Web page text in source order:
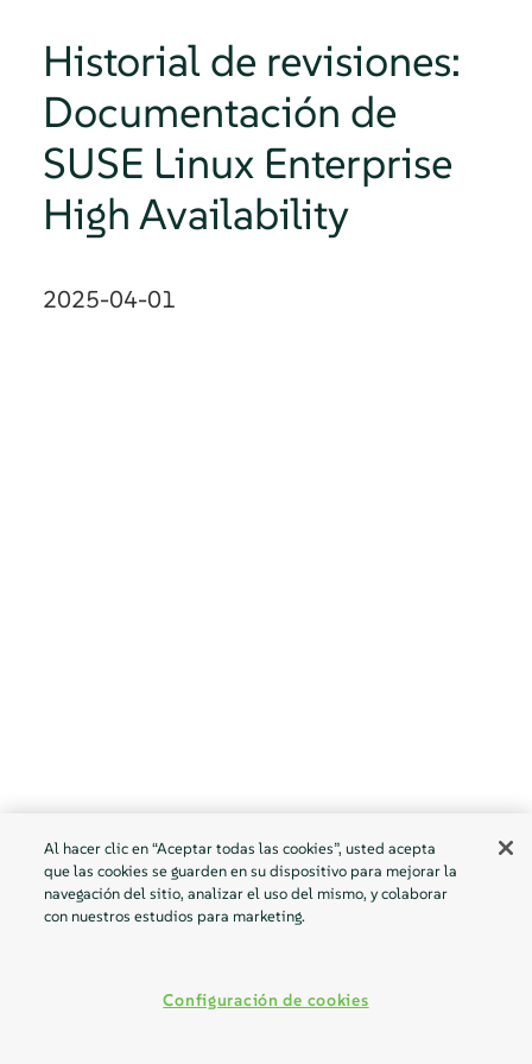
Historial de revisiones:
Documentación de
SUSE Linux Enterprise
High Availability
2025-04-01
Al hacer clic en “Aceptar todas las cookies”, usted acepta
que las cookies se guarden en su dispositivo para mejorar la
navegación del sitio, analizar el uso del mismo, y colaborar
con nuestros estudios para marketing.
Configuración de cookies